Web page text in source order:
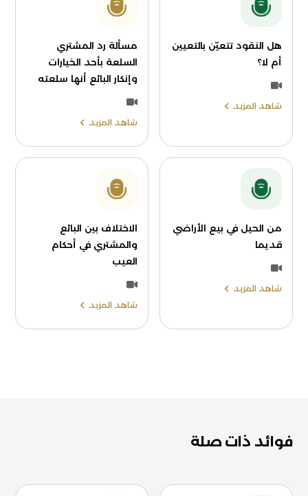
هل النقود تتعيّن بالتعيين
أم لا؟
شاهد المزيد
مسألة رد المشتري
السلعة بأحد الخيارات
وإنكار البائع أنها سلعته
شاهد المزيد
من الحيل في بيع الأراضي
قديما
شاهد المزيد
الاختلاف بين البائع
والمشتري في أحكام
العيب
شاهد المزيد
فوائد ذات صلة